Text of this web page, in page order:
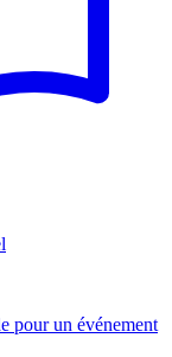
pour un événement